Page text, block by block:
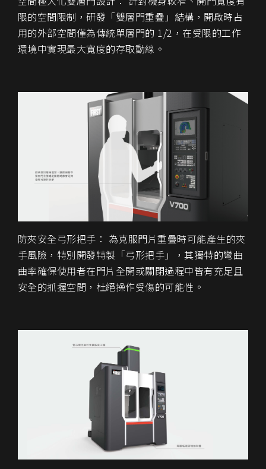
限的空間限制，研發「雙層門重疊」結構，開啟時占
用的外部空間僅為傳統單層門的 1/2，在受限的工作
環境中實現最大寬度的存取動線。
防夾安全弓形把手： 為克服門片重疊時可能產生的夾
手風險，特別開發特製「弓形把手」，其獨特的彎曲
曲率確保使用者在門片全開或關閉過程中皆有充足且
安全的抓握空間，杜絕操作受傷的可能性。